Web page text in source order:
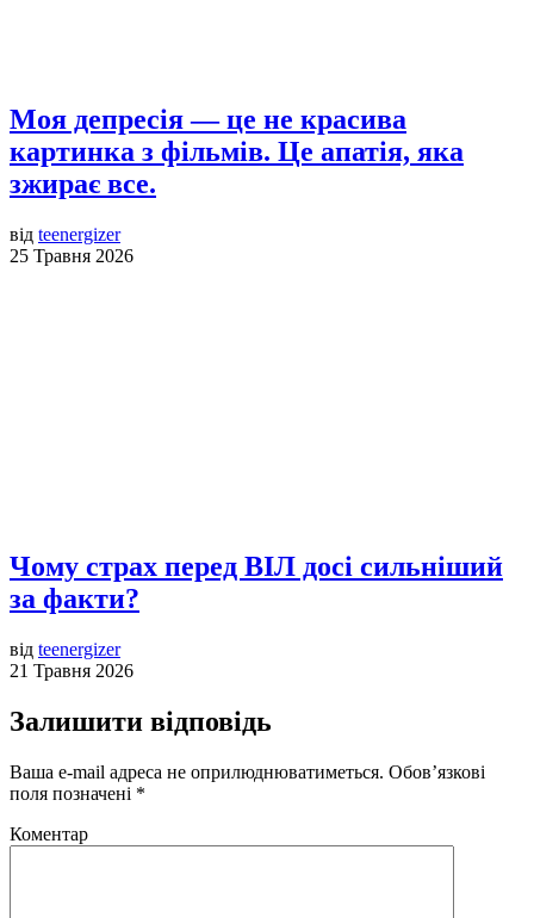
Моя депресія — це не красива
картинка з фільмів. Це апатія, яка
зжирає все.
від teenergizer
25 Травня 2026
Чому страх перед ВІЛ досі сильніший
за факти?
від teenergizer
21 Травня 2026
Залишити відповідь
Ваша e-mail адреса не оприлюднюватиметься. Обов’язкові
поля позначені *
Коментар